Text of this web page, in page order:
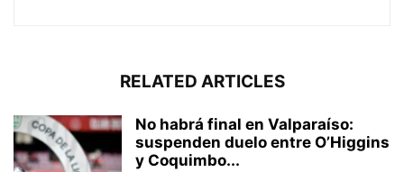
RELATED ARTICLES
No habrá final en Valparaíso:
suspenden duelo entre O’Higgins
y Coquimbo...